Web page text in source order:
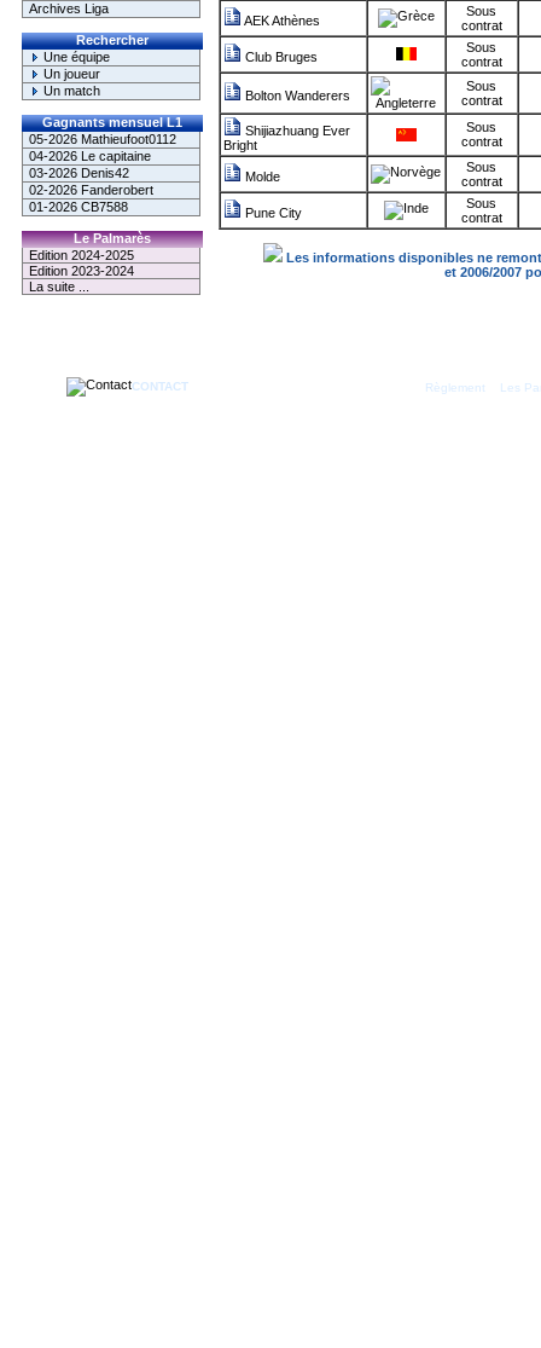
Archives Liga
Rechercher
Une équipe
Un joueur
Un match
Gagnants mensuel L1
05-2026 Mathieufoot0112
04-2026 Le capitaine
03-2026 Denis42
02-2026 Fanderobert
01-2026 CB7588
Le Palmarès
Edition 2024-2025
Edition 2023-2024
La suite ...
AEK Athènes
Sous
contrat
Club Bruges
Sous
contrat
Bolton Wanderers
Sous
contrat
Shijiazhuang Ever
Bright
Sous
contrat
Molde
Sous
contrat
Pune City
Sous
contrat
Les informations disponibles ne
et 2006/2007
CONTACT Règlement Les